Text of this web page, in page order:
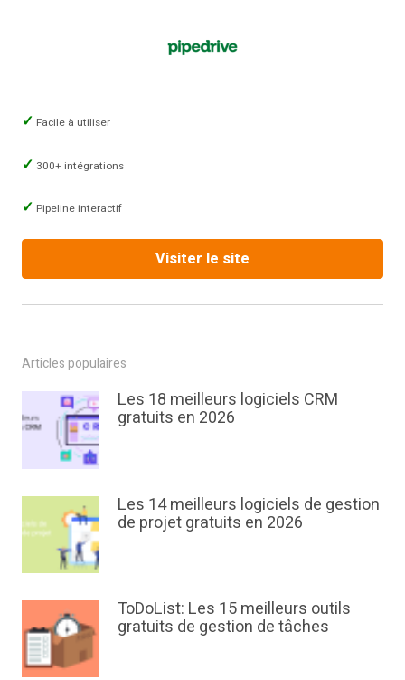
Facile à utiliser
300+ intégrations
Pipeline interactif
Visiter le site
Articles populaires
Les 18 meilleurs logiciels CRM
gratuits en 2026
Les 14 meilleurs logiciels de gestion
de projet gratuits en 2026
ToDoList: Les 15 meilleurs outils
gratuits de gestion de tâches